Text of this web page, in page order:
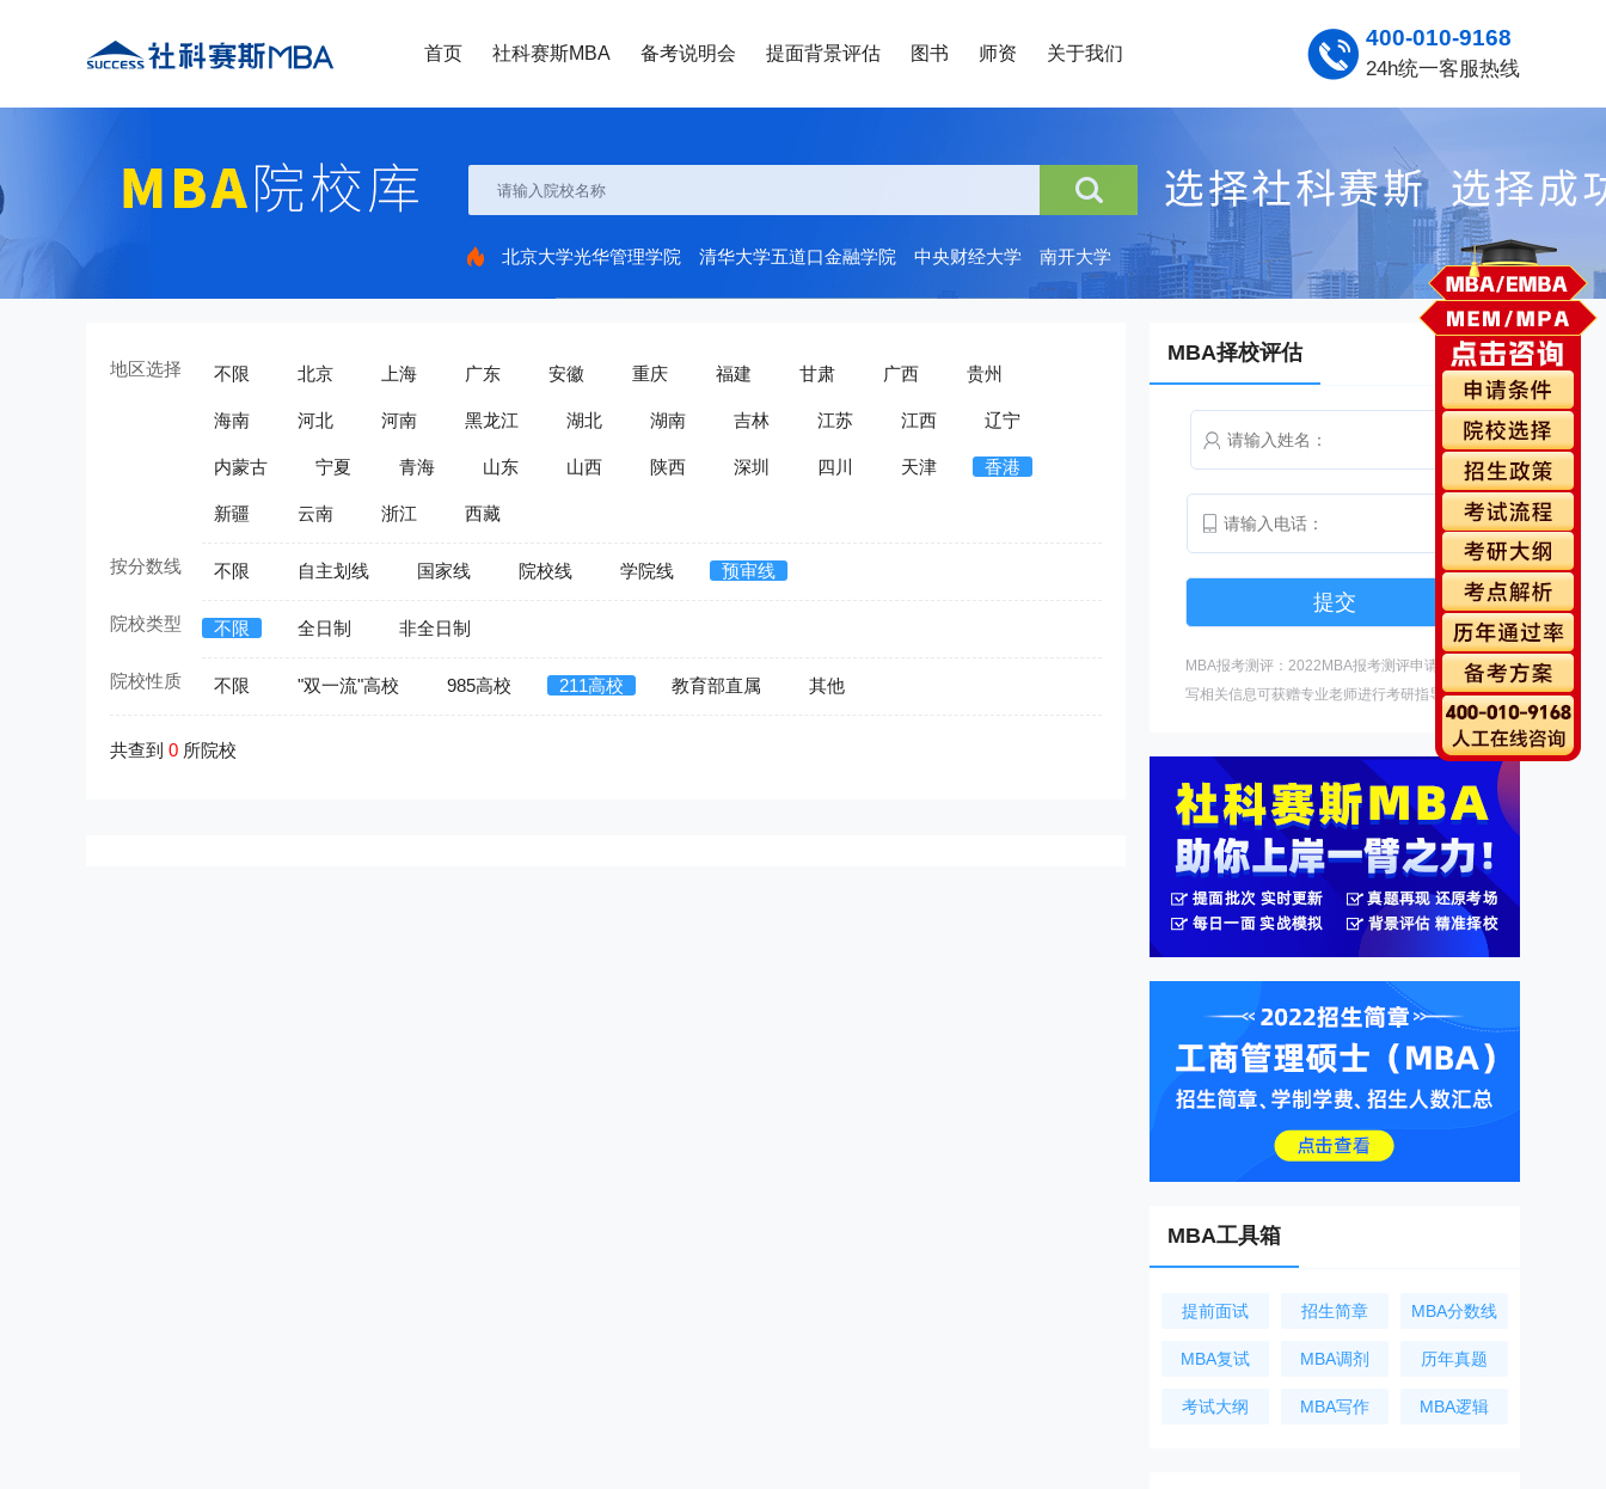
首页 社科赛斯MBA 备考说明会 提面背景评估 图书 师资 关于我们
400-010-9168
24h统一客服热线
北京大学光华管理学院 清华大学五道口金融学院 中央财经大学 南开大学
地区选择 不限 北京 上海 广东 安徽 重庆 福建 甘肃 广西 贵州
海南 河北 河南 黑龙江 湖北 湖南 吉林 江苏 江西 辽宁
内蒙古 宁夏 青海 山东 山西 陕西 深圳 四川 天津 香港
新疆 云南 浙江 西藏
按分数线 不限 自主划线 国家线 院校线 学院线 预审线
院校类型 不限 全日制 非全日制
院校性质 不限 "双一流"高校 985高校 211高校 教育部直属 其他
共查到 0 所院校
MBA择校评估
MBA报考测评：2022MBA报考测评申请中，填
写相关信息可获赠专业老师进行考研指导。
MBA工具箱
提前面试 招生简章 MBA分数线
MBA复试 MBA调剂 历年真题
考试大纲 MBA写作 MBA逻辑